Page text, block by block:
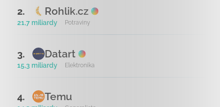
2. Rohlik.cz
21,7 miliardy Potraviny
3. Datart
15,3 miliardy Elektronika
4. Temu